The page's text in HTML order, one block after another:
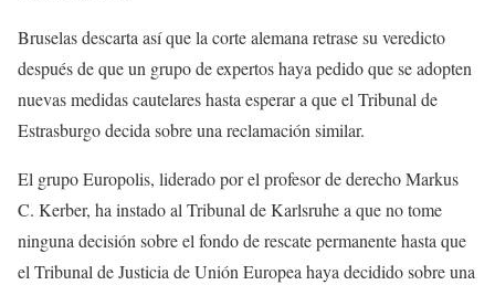
Bruselas descarta así que la corte alemana retrase su veredicto
después de que un grupo de expertos haya pedido que se adopten
nuevas medidas cautelares hasta esperar a que el Tribunal de
Estrasburgo decida sobre una reclamación similar.
El grupo Europolis, liderado por el profesor de derecho Markus
C. Kerber, ha instado al Tribunal de Karlsruhe a que no tome
ninguna decisión sobre el fondo de rescate permanente hasta que
el Tribunal de Justicia de Unión Europea haya decidido sobre una